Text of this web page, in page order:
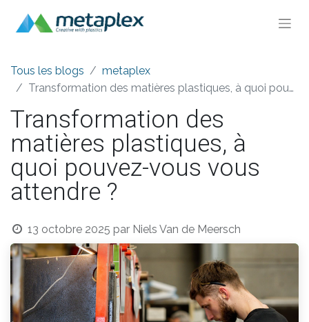
Tous les blogs
metaplex
Transformation des matières plastiques, à quoi pouvez-vous vous attendre ?
Transformation des
matières plastiques, à
quoi pouvez-vous vous
attendre ?
13 octobre 2025 par Niels Van de Meersch